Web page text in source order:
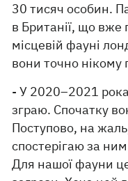
30 тисяч особин.
в Британії, що
місцевій фауні
вони точно
- У 2020–2021
зграю. Спочатку
Поступово, на
спостерігаю за
Для нашої фауни